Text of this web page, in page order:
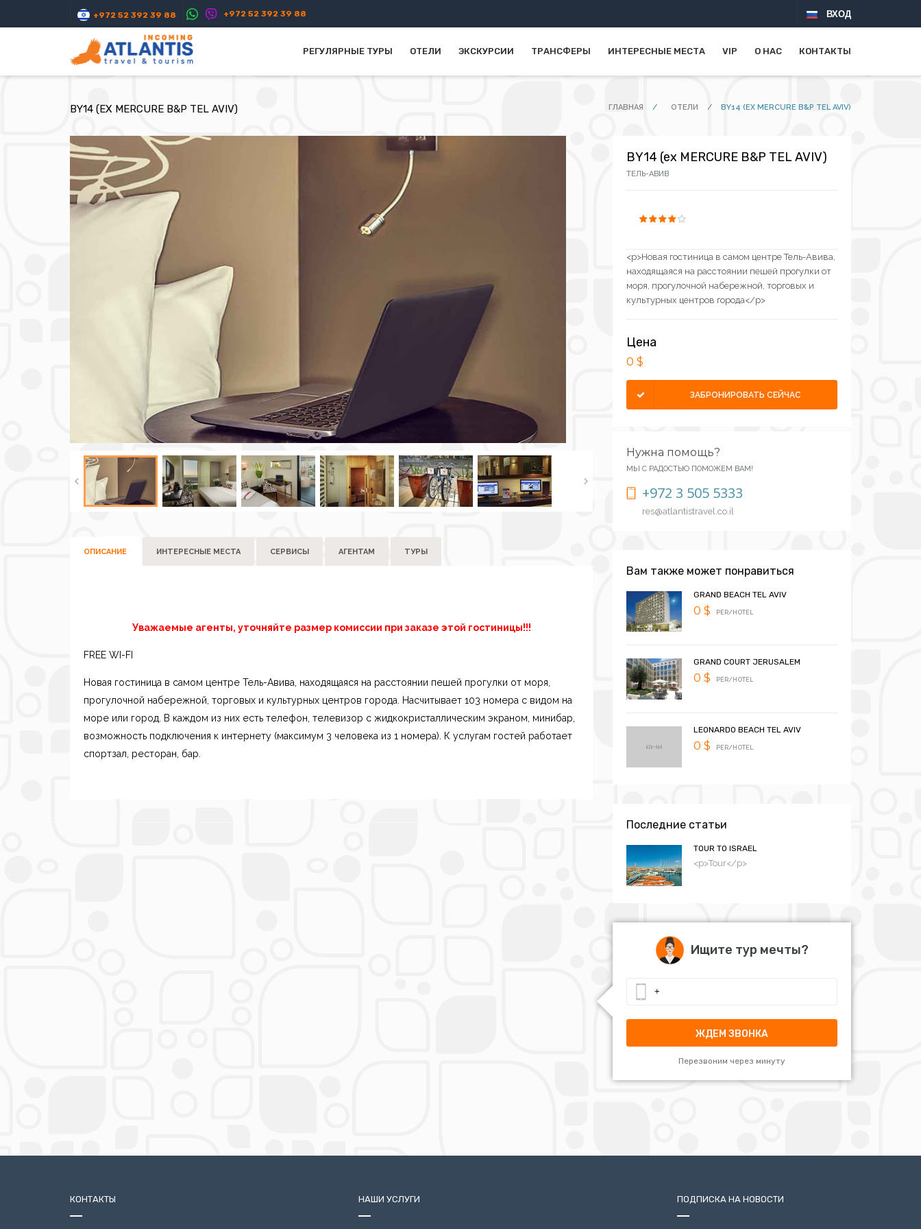
+972 52 392 39 88 +972 52 392 39 88 ВХОД
РЕГУЛЯРНЫЕ ТУРЫ ОТЕЛИ ЭКСКУРСИИ ТРАНСФЕРЫ ИНТЕРЕСНЫЕ МЕСТА VIP О НАС КОНТАКТЫ
BY14 (EX MERCURE B&P TEL AVIV) ГЛАВНАЯ / ОТЕЛИ / BY14 (EX MERCURE B&P TEL AVIV)
ОПИСАНИЕ ИНТЕРЕСНЫЕ МЕСТА СЕРВИСЫ АГЕНТАМ ТУРЫ
Уважаемые агенты, уточняйте размер комиссии при заказе этой гостиницы!!!
FREE WI-FI
Новая гостиница в самом центре Тель-Авива, находящаяся на расстоянии пешей прогулки от моря,
прогулочной набережной, торговых и культурных центров города. Насчитывает 103 номера с видом на
море или город. В каждом из них есть телефон, телевизор с жидкокристаллическим экраном, минибар,
возможность подключения к интернету (максимум 3 человека из 1 номера). К услугам гостей работает
спортзал, ресторан, бар.
BY14 (ex MERCURE B&P TEL AVIV)
ТЕЛЬ-АВИВ
<p>Новая гостиница в самом центре Тель-Авива,
находящаяся на расстоянии пешей прогулки от
моря, прогулочной набережной, торговых и
культурных центров города</p>
Цена
0 $
ЗАБРОНИРОВАТЬ СЕЙЧАС
Нужна помощь?
МЫ С РАДОСТЬЮ ПОМОЖЕМ ВАМ!
+972 3 505 5333
res@atlantistravel.co.il
Вам также может понравиться
GRAND BEACH TEL AVIV
0 $ PER/HOTEL
GRAND COURT JERUSALEM
0 $ PER/HOTEL
LEONARDO BEACH TEL AVIV
0 $ PER/HOTEL
Последние статьи
TOUR TO ISRAEL
<p>Tour</p>
Ищите тур мечты?
ЖДЕМ ЗВОНКА
Перезвоним через минуту
КОНТАКТЫ НАШИ УСЛУГИ ПОДПИСКА НА НОВОСТИ